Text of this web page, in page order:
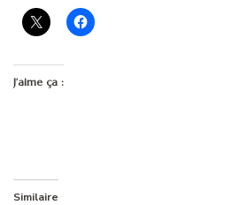
J’aime ça :
Similaire